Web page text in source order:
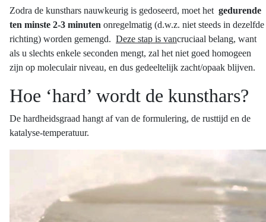
Zodra de kunsthars nauwkeurig is gedoseerd, moet het gedurende
ten minste 2-3 minuten onregelmatig (d.w.z. niet steeds in dezelfde
richting) worden gemengd. Deze stap is vancruciaal belang, want
als u slechts enkele seconden mengt, zal het niet goed homogeen
zijn op moleculair niveau, en dus gedeeltelijk zacht/opaak blijven.
Hoe ‘hard’ wordt de kunsthars?
De hardheidsgraad hangt af van de formulering, de rusttijd en de
katalyse-temperatuur.